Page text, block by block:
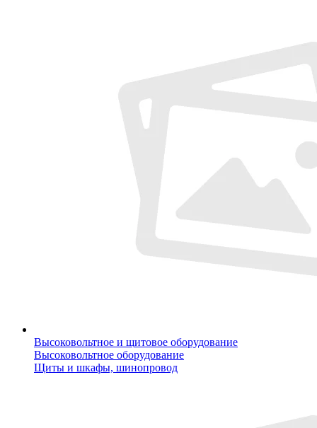
Высоковольтное и щитовое оборудование
Высоковольтное оборудование
Щиты и шкафы, шинопровод